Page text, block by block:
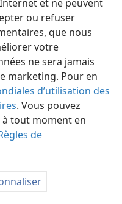
et ne peuvent
ou refuser
que nous
votre
ne sera jamais
marketing. Pour en
d’utilisation des
. Vous pouvez
tout moment en
de
Préférences
Society of Pennsylvania
de confidentialité
JW.ORG Se connecter